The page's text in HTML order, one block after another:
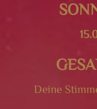
Deine